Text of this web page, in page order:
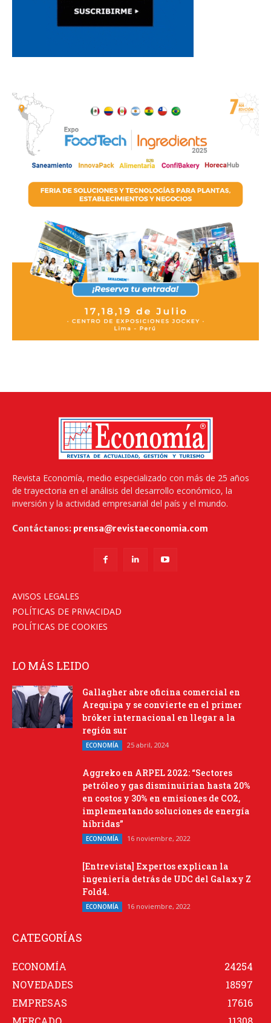
Revista Economía, medio especializado con más de 25 años
de trayectoria en el análisis del desarrollo económico, la
inversión y la actividad empresarial del país y el mundo.
Contáctanos: prensa@revistaeconomia.com
AVISOS LEGALES
POLÍTICAS DE PRIVACIDAD
POLÍTICAS DE COOKIES
LO MÁS LEIDO
Gallagher abre oficina comercial en
Arequipa y se convierte en el primer
bróker internacional en llegar a la
región sur
ECONOMÍA 25 abril, 2024
Aggreko en ARPEL 2022: “Sectores
petróleo y gas disminuirían hasta 20%
en costos y 30% en emisiones de CO2,
implementando soluciones de energía
híbridas”
ECONOMÍA 16 noviembre, 2022
[Entrevista] Expertos explican la
ingeniería detrás de UDC del Galaxy Z
Fold4.
ECONOMÍA 16 noviembre, 2022
CATEGORÍAS
ECONOMÍA
24254
NOVEDADES
18597
EMPRESAS
17616